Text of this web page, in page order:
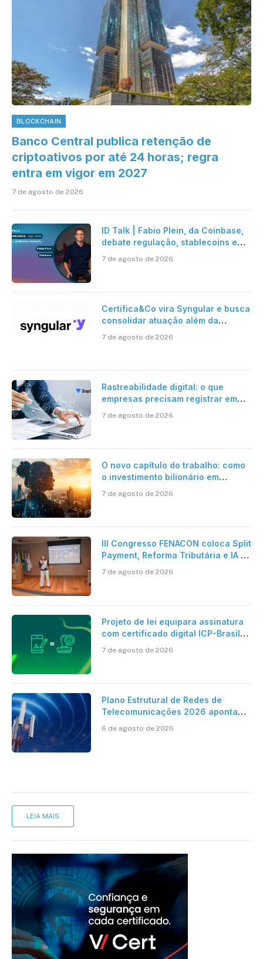
BLOCKCHAIN
Banco Central publica retenção de
criptoativos por até 24 horas; regra
entra em vigor em 2027
7 de agosto de 2026
ID Talk | Fabio Plein, da Coinbase,
debate regulação, stablecoins e
risco onchain
7 de agosto de 2026
Certifica&Co vira Syngular e busca
consolidar atuação além da
certificação digital
7 de agosto de 2026
Rastreabilidade digital: o que
empresas precisam registrar em
jornadas digitais?
7 de agosto de 2026
O novo capítulo do trabalho: como
o investimento bilionário em
verdadeira era da inteligência
7 de agosto de 2026
III Congresso FENACON coloca Split
Payment, Reforma Tributária e IA no
7 de agosto de 2026
Projeto de lei equipara assinatura
com certificado digital ICP-Brasil
cartório
7 de agosto de 2026
Plano Estrutural de Redes de
Telecomunicações 2026 aponta
mantém desafio
6 de agosto de 2026
LEIA MAIS